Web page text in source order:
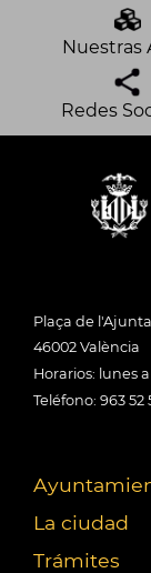
Nuestras
Redes
Plaça de
46002 València
Horarios: lunes
Teléfono: 963 52
La ciudad
Trámites